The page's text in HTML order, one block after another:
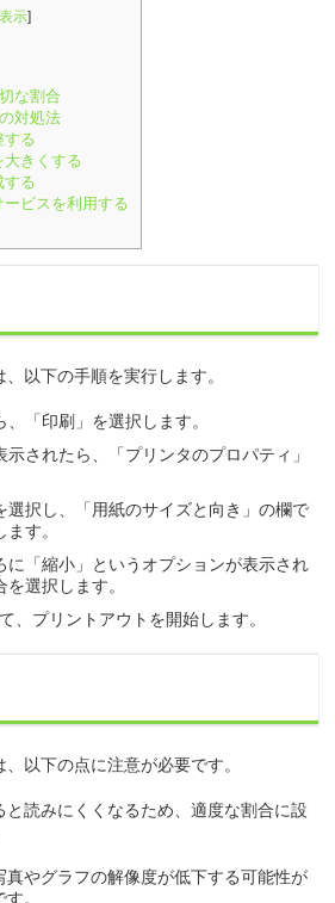
示]
な割合
対処法
する
大きくする
する
ビスを利用する
以下の手順を実行します。
「印刷」を選択します。
されたら、「プリンタのプロパティ」
選択し、「用紙のサイズと向き」の欄で
す。
に「縮小」というオプションが表示され
選択します。
、プリントアウトを開始します。
以下の点に注意が必要です。
読みにくくなるため、適度な割合に設
真やグラフの解像度が低下する可能性が
。